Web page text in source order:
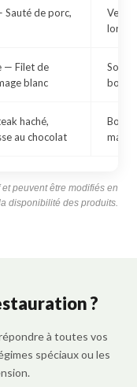
Sauté de porc,
— Filet de
blanc
haché,
au chocolat
peuvent être modifiés en
disponibilité des produits.
?
à toutes vos
spéciaux ou les